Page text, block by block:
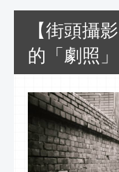
【街頭攝
的「劇照